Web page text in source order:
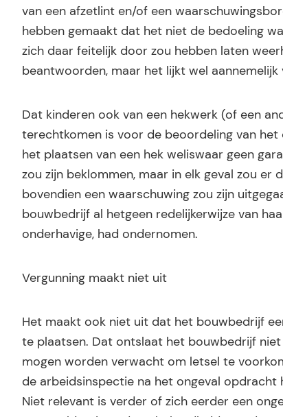
van een afzetlint en/of een
hebben gemaakt dat het niet de bedoeling
zich daar feitelijk door zou hebben laten
beantwoorden, maar het lijkt wel aannemelijk
Dat kinderen ook van een hekwerk (of een
terechtkomen is voor de beoordeling van het
het plaatsen van een hek weliswaar geen
zou zijn beklommen, maar in elk geval zou
bovendien een waarschuwing zou zijn
bouwbedrijf al hetgeen redelijkerwijze van
onderhavige, had ondernomen.
Vergunning maakt niet uit
Het maakt ook niet uit dat het bouwbedrijf
te plaatsen. Dat ontslaat het bouwbedrijf
mogen worden verwacht om letsel te
de arbeidsinspectie na het ongeval
Niet relevant is verder of zich eerder een